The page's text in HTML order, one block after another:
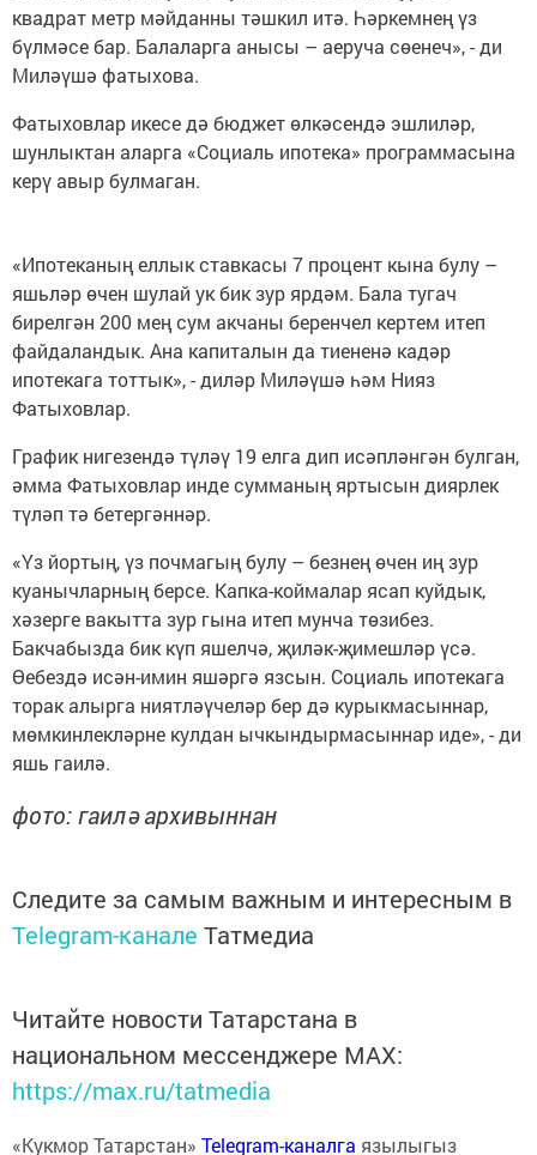
квадрат метр мәйданны тәшкил итә. Һәркемнең үз
бүлмәсе бар. Балаларга анысы – аеруча сөенеч», - ди
Миләүшә фатыхова.
Фатыховлар икесе дә бюджет өлкәсендә эшлиләр,
шунлыктан аларга «Социаль ипотека» программасына
керү авыр булмаган.
«Ипотеканың еллык ставкасы 7 процент кына булу –
яшьләр өчен шулай ук бик зур ярдәм. Бала тугач
бирелгән 200 мең сум акчаны беренчел кертем итеп
файдаландык. Ана капиталын да тиененә кадәр
ипотекага тоттык», - диләр Миләүшә һәм Нияз
Фатыховлар.
График нигезендә түләү 19 елга дип исәпләнгән булган,
әмма Фатыховлар инде сумманың яртысын диярлек
түләп тә бетергәннәр.
«Үз йортың, үз почмагың булу – безнең өчен иң зур
куанычларның берсе. Капка-коймалар ясап куйдык,
хәзерге вакытта зур гына итеп мунча төзибез.
Бакчабызда бик күп яшелчә, җиләк-җимешләр үсә.
Өебездә исән-имин яшәргә язсын. Социаль ипотекага
торак алырга ниятләүчеләр бер дә курыкмасыннар,
мөмкинлекләрне кулдан ычкындырмасыннар иде», - ди
яшь гаилә.
фото: гаилә архивыннан
Следите за самым важным и интересным в
Telegram-канале Татмедиа
Читайте новости Татарстана в
национальном мессенджере MАХ:
https://max.ru/tatmedia
«Кукмор Татарстан» Telegram-каналга язылыгыз